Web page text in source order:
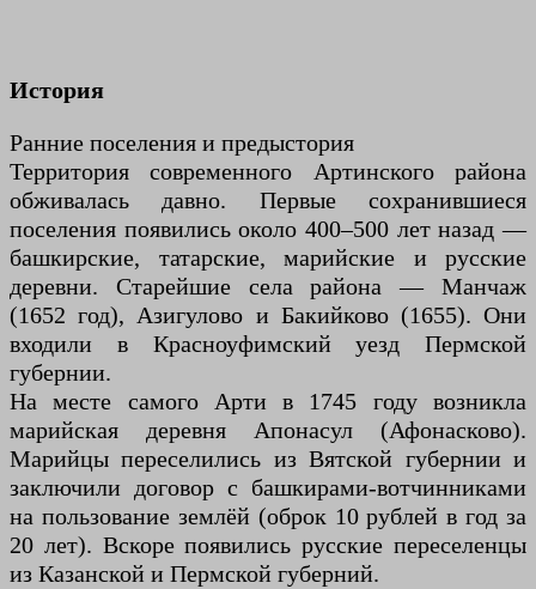
История
Ранние поселения и предыстория
Территория современного Артинского района
обживалась давно. Первые сохранившиеся
поселения появились около 400–500 лет назад —
башкирские, татарские, марийские и русские
деревни. Старейшие села района — Манчаж
(1652 год), Азигулово и Бакийково (1655). Они
входили в Красноуфимский уезд Пермской
губернии.
На месте самого Арти в 1745 году возникла
марийская деревня Апонасул (Афонасково).
Марийцы переселились из Вятской губернии и
заключили договор с башкирами-вотчинниками
на пользование землёй (оброк 10 рублей в год за
20 лет). Вскоре появились русские переселенцы
из Казанской и Пермской губерний.